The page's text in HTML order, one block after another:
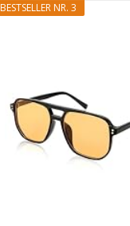
BESTSELLER NR. 3